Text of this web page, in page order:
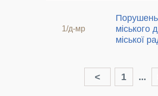
1/д-мр
Порушень
міського
міської
< 1 ...